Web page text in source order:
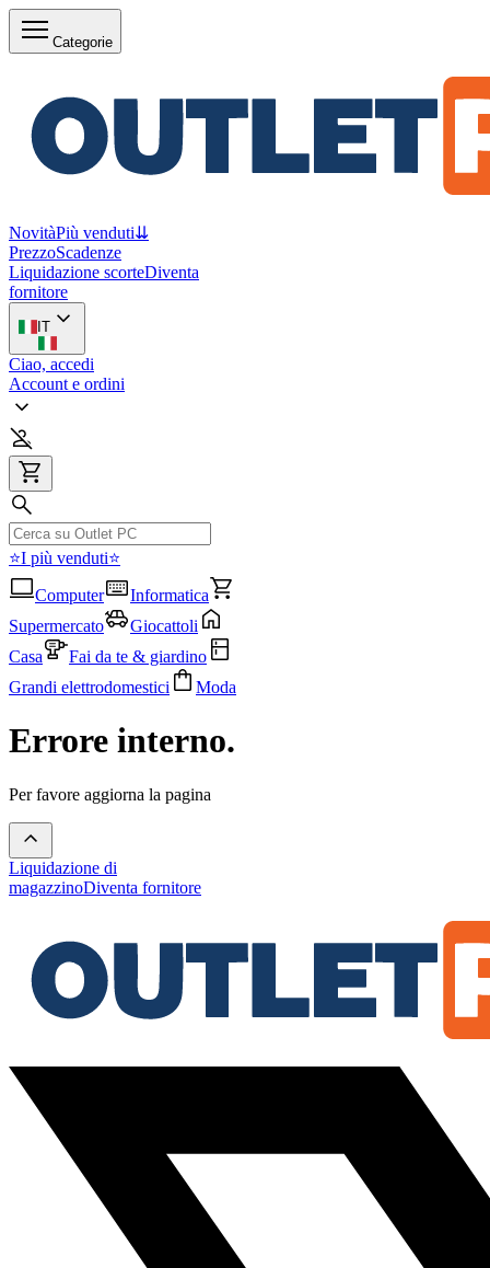
Categorie
NovitàPiù venduti⇊
PrezzoScadenze
Liquidazione scorteDiventa
fornitore
IT
Ciao, accedi
Account e ordini
⭐I più venduti⭐
Computer
Informatica
Supermercato
Giocattoli
Casa
Fai da te & giardino
Grandi elettrodomestici
Moda
Errore interno.
Per favore aggiorna la pagina
Liquidazione di
magazzinoDiventa fornitore